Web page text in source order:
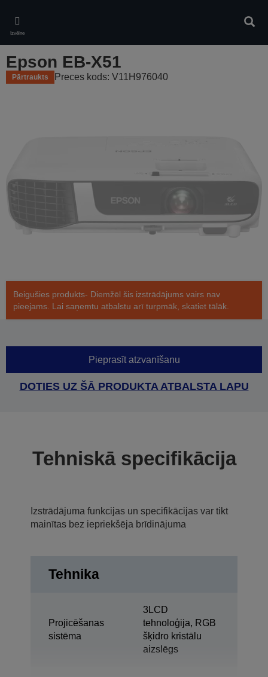
main
content
Izvēlne
Epson EB-X51
Pārtraukts Preces kods: V11H976040
Beigušies produkts- Diemžēl šis izstrādājums vairs nav
pieejams. Lai saņemtu atbalstu arī turpmāk, skatiet tālāk.
Pieprasīt atzvanīšanu
DOTIES UZ ŠĀ PRODUKTA ATBALSTA LAPU
Tehniskā specifikācija
Izstrādājuma funkcijas un specifikācijas var tikt
mainītas bez iepriekšēja brīdinājuma
Tehnika
Projicēšanas
sistēma
3LCD
tehnoloģija, RGB
šķidro kristālu
aizslēgs